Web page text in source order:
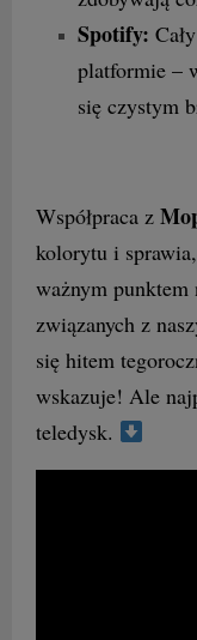
Spotify:
platformie –
się czystym
Współpraca z
kolorytu i
ważnym punktem
związanych z
się hitem
wskazuje! Ale
teledysk.